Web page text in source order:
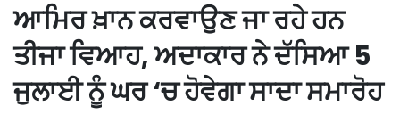
ਆਮਿਰ ਖ਼ਾਨ ਕਰਵਾਉਣ ਜਾ ਰਹੇ ਹਨ
ਤੀਜਾ ਵਿਆਹ, ਅਦਾਕਾਰ ਨੇ ਦੱਸਿਆ 5
ਜੁਲਾਈ ਨੂੰ ਘਰ ‘ਚ ਹੋਵੇਗਾ ਸਾਦਾ ਸਮਾਰੋਹ